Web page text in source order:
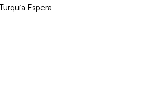
Espera